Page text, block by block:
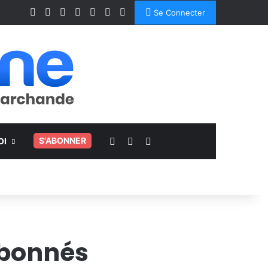
FacebookLinkedinYouTubeInstagram
SpotifyTikTokSe Connecter
S'ABONNER Voir votre panier
Switch skin